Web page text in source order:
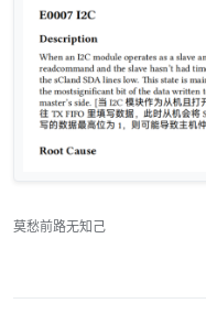
莫愁前路无知己